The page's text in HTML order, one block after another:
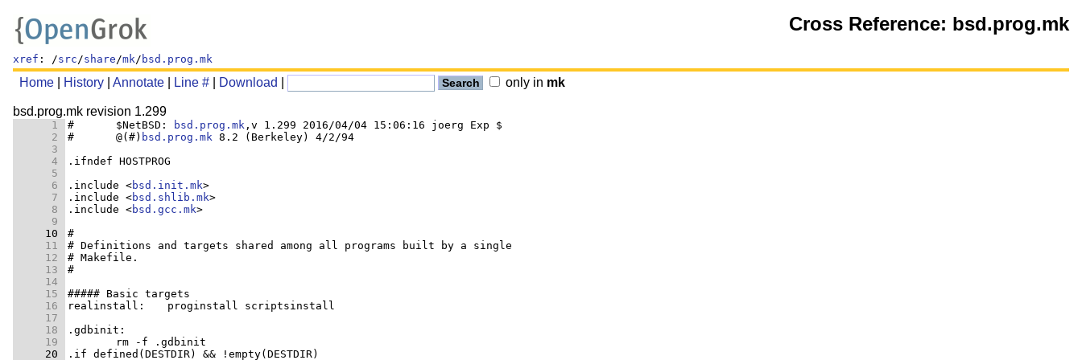
Cross Reference: bsd.prog.mk
xref : /src/share/mk/ bsd.prog.mk
Home History Annotate Line # Download only in mk
bsd.prog.mk revision 1.299
1 #	$NetBSD: bsd.prog.mk
2
#	@(#) bsd.prog.mk
3
4
5
6
.include <bsd.init.mk >
7
.include <bsd.shlib.mk >
8
.include <bsd.gcc.mk >
9
10
#
11
12
13
#
14
15
16
17
18
19
20